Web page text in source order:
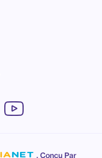
. Conçu Par